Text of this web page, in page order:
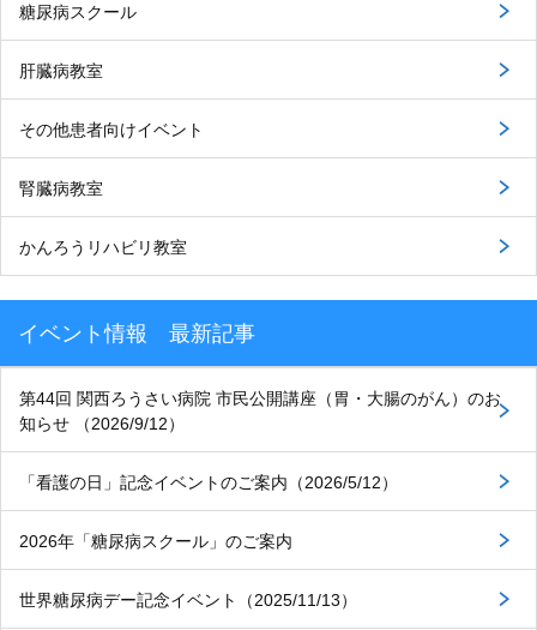
糖尿病スクール
肝臓病教室
その他患者向けイベント
腎臓病教室
かんろうリハビリ教室
イベント情報 最新記事
第44回 関西ろうさい病院 市民公開講座（胃・大腸のがん）のお
知らせ （2026/9/12）
「看護の日」記念イベントのご案内（2026/5/12）
2026年「糖尿病スクール」のご案内
世界糖尿病デー記念イベント（2025/11/13）